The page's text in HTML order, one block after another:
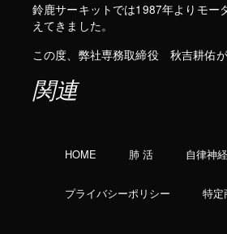
鈴鹿サーキットでは1987年よりモー
えてきました。
この度、弊社専務取締役 秋吉耕佑
関連
HOME 肺 活 自律神経
プライバシーポリシー 特定